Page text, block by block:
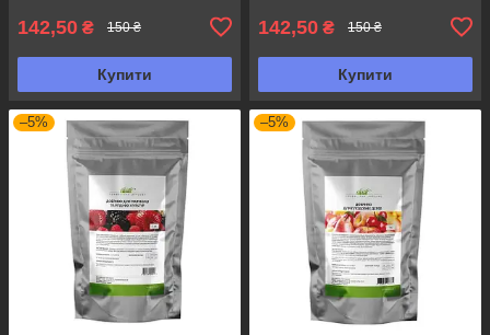
142,50 ₴ 150 ₴
Купити
142,50 ₴ 150 ₴
Купити
–5% –5%